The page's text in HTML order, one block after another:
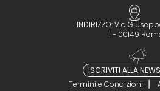
INDIRIZZO: Via
1 - 00149
ISCRIVITI ALLA
Termini e Condizioni